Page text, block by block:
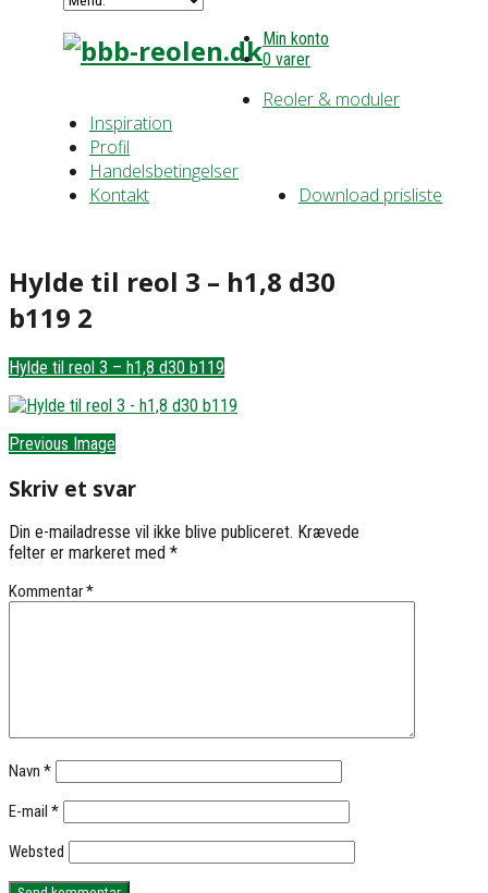
Min konto
0 varer
Reoler & moduler
Inspiration
Profil
Handelsbetingelser
Download prisliste
Kontakt
Hylde til reol 3 – h1,8 d30
b119 2
Hylde til reol 3 – h1,8 d30 b119
Previous Image
Skriv et svar
Din e-mailadresse vil ikke blive publiceret. Krævede
felter er markeret med *
Kommentar*
Navn *
E-mail *
Websted